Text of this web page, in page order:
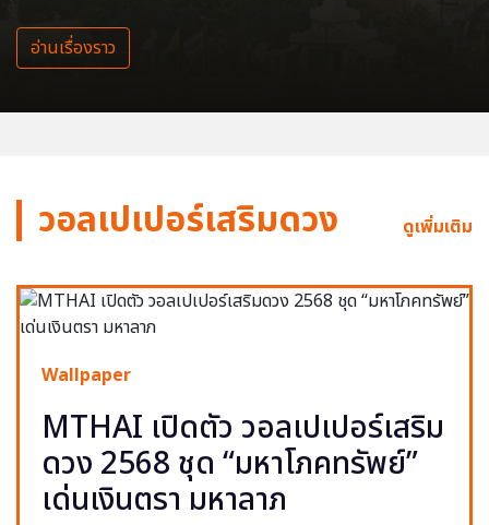
อ่านเรื่องราว
วอลเปเปอร์เสริมดวง ดูเพิ่มเติม
Wallpaper
MTHAI เปิดตัว วอลเปเปอร์เสริม
ดวง 2568 ชุด “มหาโภคทรัพย์”
เด่นเงินตรา มหาลาภ